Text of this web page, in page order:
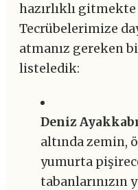
hazırlıklı gitmekte
Tecrübelerimize
atmanız gereken
listeledik:
Deniz
altında zemin,
yumurta
tabanlarınızın